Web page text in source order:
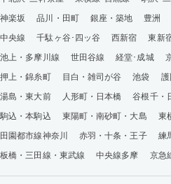
神楽坂
品川・田町 銀座・築地 豊洲
中央線
千駄ヶ谷･四ッ谷 西新宿 東新
池上・多摩川線
世田谷線 経堂･成城
押上・錦糸町
目白・雑司が谷 池袋
湯島・東大前
人形町・日本橋 谷根千・
駒込・本駒込
東陽町・南砂町・大島 東
田園都市線神奈川
赤羽・十条・王子
練
板橋・三田線・東武線
中央線多摩 京急